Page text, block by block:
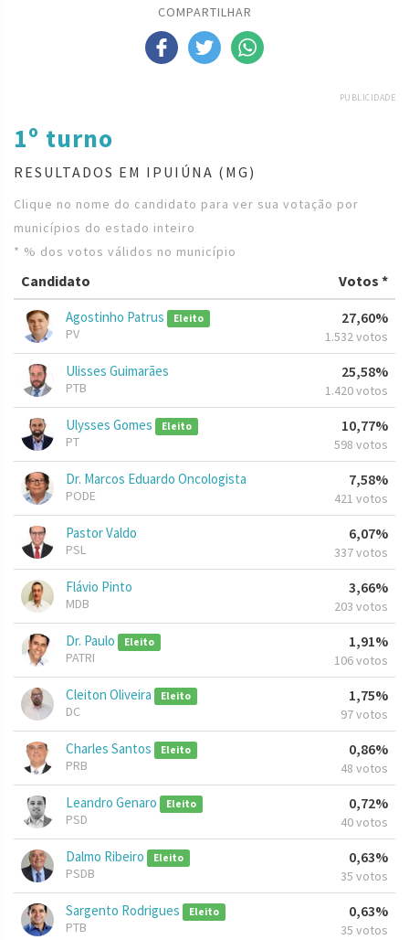
COMPARTILHAR
PUBLICIDADE
1º turno
RESULTADOS EM IPUIÚNA (MG)
Clique no nome do candidato para ver sua votação por
municípios do estado inteiro
* % dos votos válidos no município
Candidato Votos *
Agostinho Patrus Eleito
PV
27,60%
1.532 votos
Ulisses Guimarães
PTB
25,58%
1.420 votos
Ulysses Gomes Eleito
PT
10,77%
598 votos
Dr. Marcos Eduardo Oncologista
PODE
7,58%
421 votos
Pastor Valdo
PSL
6,07%
337 votos
Flávio Pinto
MDB
3,66%
203 votos
Dr. Paulo Eleito
PATRI
1,91%
106 votos
Cleiton Oliveira Eleito
DC
1,75%
97 votos
Charles Santos Eleito
PRB
0,86%
48 votos
Leandro Genaro Eleito
PSD
0,72%
40 votos
Dalmo Ribeiro Eleito
PSDB
0,63%
35 votos
Sargento Rodrigues Eleito
PTB
0,63%
35 votos